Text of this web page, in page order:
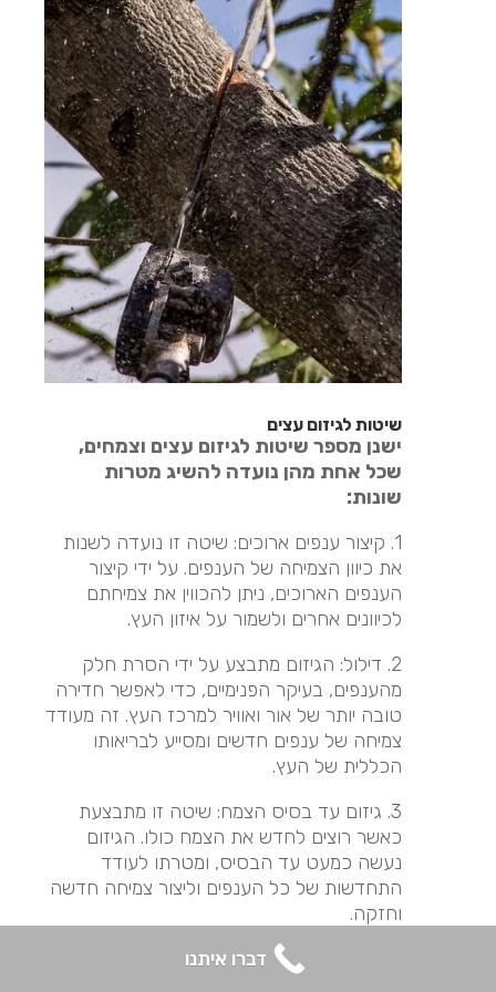
שיטות לגיזום עצים
ישנן מספר שיטות לגיזום עצים וצמחים,
שכל אחת מהן נועדה להשיג מטרות
שונות:
1. קיצור ענפים ארוכים: שיטה זו נועדה לשנות
את כיוון הצמיחה של הענפים. על ידי קיצור
הענפים הארוכים, ניתן להכווין את צמיחתם
לכיוונים אחרים ולשמור על איזון העץ.
2. דילול: הגיזום מתבצע על ידי הסרת חלק
מהענפים, בעיקר הפנימיים, כדי לאפשר חדירה
טובה יותר של אור ואוויר למרכז העץ. זה מעודד
צמיחה של ענפים חדשים ומסייע לבריאותו
הכללית של העץ.
3. גיזום עד בסיס הצמח: שיטה זו מתבצעת
כאשר רוצים לחדש את הצמח כולו. הגיזום
נעשה כמעט עד הבסיס, ומטרתו לעודד
התחדשות של כל הענפים וליצור צמיחה חדשה
וחזקה.
4. הרמת נוף: גיזום שמטרתו להסיר את הענפים
דברו איתנו